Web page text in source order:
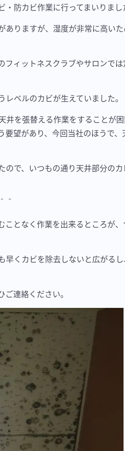
防カビ作業に行ってまいりまし
ありますが、湿度が非常に高い
ィットネスクラブやサロンで
ベルのカビが生えていました。
井を張替える作業をすることが
望があり、今回当社のほうで、
で、いつもの通り天井部分の
＾
ことなく作業を出来るところが
早くカビを除去しないと広がる
連絡ください。